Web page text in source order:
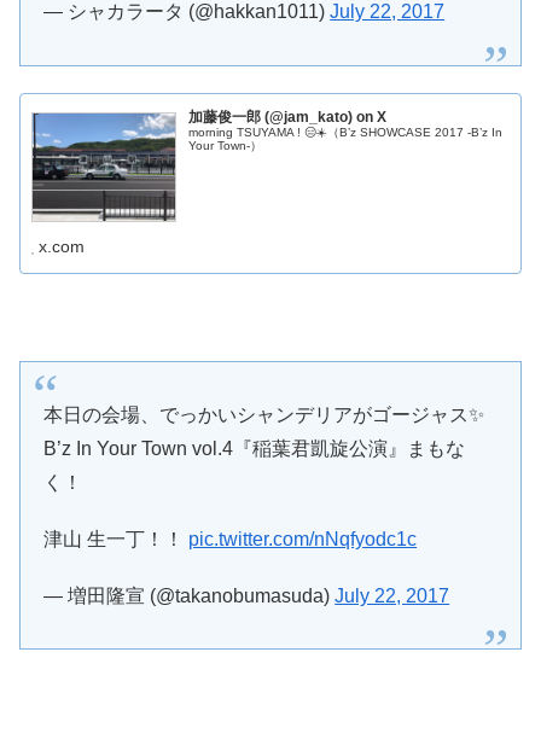
— シャカラータ (@hakkan1011)July 22, 2017
加藤俊一郎 (@jam_kato) on X
morning TSUYAMA ! 😑☀️（B’z SHOWCASE 2017 -B’z In
Your Town-）
x.com
本日の会場、でっかいシャンデリアがゴージャス✨
B’z In Your Town vol.4『稲葉君凱旋公演』まもな
く！
津山 生一丁！！ pic.twitter.com/nNqfyodc1c
— 増田隆宣 (@takanobumasuda)July 22, 2017